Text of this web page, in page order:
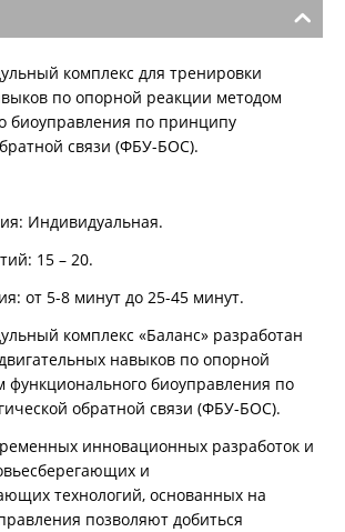
комплекс для тренировки
по опорной реакции методом
биоуправления по принципу
связи (ФБУ-БОС).
Индивидуальная.
15 – 20.
от 5-8 минут до 25-45 минут.
комплекс «Баланс» разработан
навыков по опорной
функционального биоуправления по
обратной связи (ФБУ-БОС).
инновационных разработок и
и
технологий, основанных на
позволяют добиться